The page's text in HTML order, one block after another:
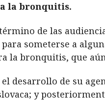
la bronquitis.
de las
someterse a
la bronquitis, que
el desarrollo de su
y